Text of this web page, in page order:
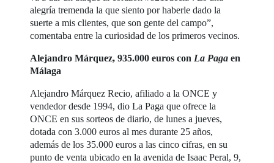
alegría tremenda la que siento por haberle dado la
suerte a mis clientes, que son gente del campo”,
comentaba entre la curiosidad de los primeros vecinos.
Alejandro Márquez, 935.000 euros con La Paga en
Málaga
Alejandro Márquez Recio, afiliado a la ONCE y
vendedor desde 1994, dio La Paga que ofrece la
ONCE en sus sorteos de diario, de lunes a jueves,
dotada con 3.000 euros al mes durante 25 años,
además de los 35.000 euros a las cinco cifras, en su
punto de venta ubicado en la avenida de Isaac Peral, 9,